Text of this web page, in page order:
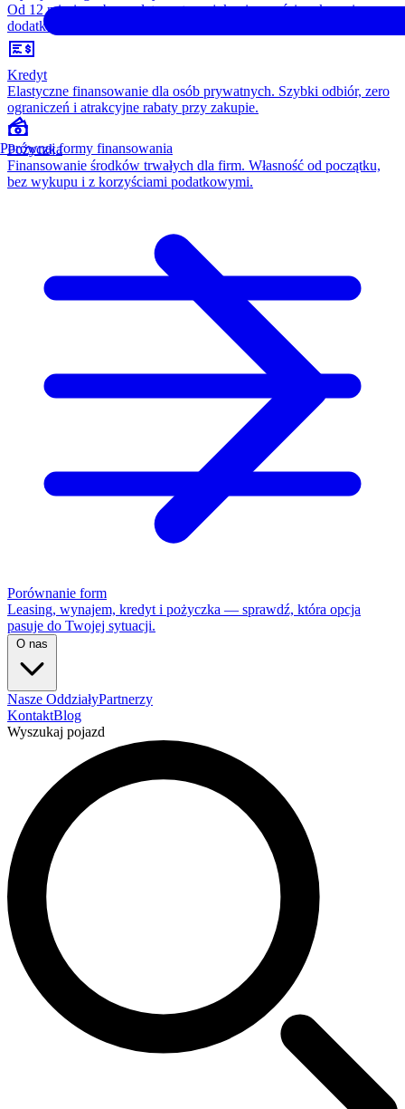
Od 12 miesięcy, bez opłaty wstępnej, konieczności wykupu i
dodatkowych kosztów. Wszystko w cenie raty.
Kredyt
Elastyczne finansowanie dla osób prywatnych. Szybki odbiór, zero
ograniczeń i atrakcyjne rabaty przy zakupie.
Pożyczka
Finansowanie środków trwałych dla firm. Własność od początku,
bez wykupu i z korzyściami podatkowymi.
Porównanie form
Leasing, wynajem, kredyt i pożyczka — sprawdź, która opcja
pasuje do Twojej sytuacji.
O nas
Nasze OddziałyPartnerzy
KontaktBlog
Wyszukaj pojazd
Porównaj formy finansowania